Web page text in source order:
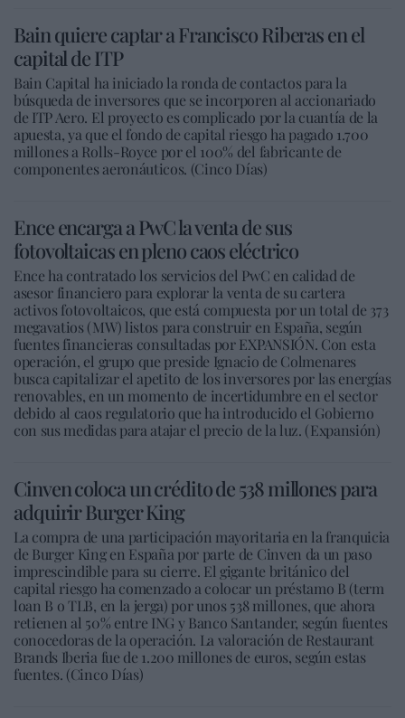
Bain quiere captar a Francisco Riberas en el
capital de ITP
Bain Capital ha iniciado la ronda de contactos para la
búsqueda de inversores que se incorporen al accionariado
de ITP Aero. El proyecto es complicado por la cuantía de la
apuesta, ya que el fondo de capital riesgo ha pagado 1.700
millones a Rolls-Royce por el 100% del fabricante de
componentes aeronáuticos. (Cinco Días)
Ence encarga a PwC la venta de sus
fotovoltaicas en pleno caos eléctrico
Ence ha contratado los servicios del PwC en calidad de
asesor financiero para explorar la venta de su cartera
activos fotovoltaicos, que está compuesta por un total de 373
megavatios (MW) listos para construir en España, según
fuentes financieras consultadas por EXPANSIÓN. Con esta
operación, el grupo que preside Ignacio de Colmenares
busca capitalizar el apetito de los inversores por las energías
renovables, en un momento de incertidumbre en el sector
debido al caos regulatorio que ha introducido el Gobierno
con sus medidas para atajar el precio de la luz. (Expansión)
Cinven coloca un crédito de 538 millones para
adquirir Burger King
La compra de una participación mayoritaria en la franquicia
de Burger King en España por parte de Cinven da un paso
imprescindible para su cierre. El gigante británico del
capital riesgo ha comenzado a colocar un préstamo B (term
loan B o TLB, en la jerga) por unos 538 millones, que ahora
retienen al 50% entre ING y Banco Santander, según fuentes
conocedoras de la operación. La valoración de Restaurant
Brands Iberia fue de 1.200 millones de euros, según estas
fuentes. (Cinco Días)